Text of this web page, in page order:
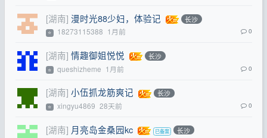
[湖南] 漫时光88少妇，体验记 长沙
⭐ 18273115388 1月前 0
[湖南] 情趣御姐悦悦 长沙
⭐ queshizheme 1月前 0
[湖南] 小伍抓龙筋爽记 长沙
⭐ xingyu4869 28天前 0
[湖南] 月亮岛金桑园kc 长沙